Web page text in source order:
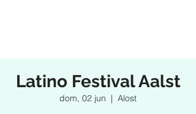
Latino Festival Aalst
dom, 02 jun
  |
Alost